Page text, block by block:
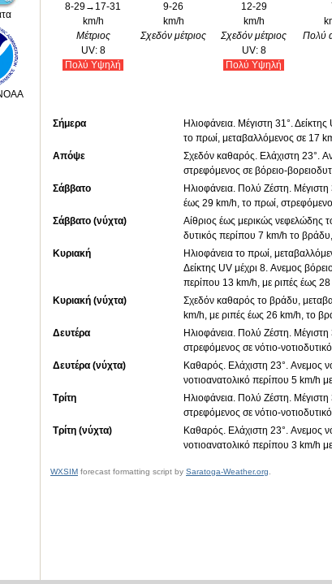
8-29→17-31
km/h
Μέτριος
9-26
km/h
Σχεδόν μέτριος
12-29
km/h
Σχεδόν μέτριος
Πολύ
UV: 8
Πολύ Yψηλή
UV: 8
Πολύ Yψηλή
Σήμερα
Ηλιοφάνεια. Μέγιστη 31°.
το πρωί, μεταβαλλόμενος σε 17
Απόψε
Σχεδόν καθαρός. Ελάχιστη 23°.
στρεφόμενος σε βόρειο-
Σάββατο
Ηλιοφάνεια. Πολύ Ζέστη. Μέγιστη
έως 29 km/h, το πρωί,
Σάββατο (νύχτα)
Αίθριος έως μερικώς νεφελώδης
δυτικός περίπου 7 km/h το
Κυριακή
Ηλιοφάνεια το πρωί,
Δείκτης UV μέχρι 8. Aνεμος
περίπου 13 km/h, με ριπές έως
Κυριακή (νύχτα)
Σχεδόν καθαρός το βράδυ,
km/h, με ριπές έως 26 km/h, το
Δευτέρα
Ηλιοφάνεια. Πολύ Ζέστη.
στρεφόμενος σε νότιο-
Δευτέρα (νύχτα)
Καθαρός. Ελάχιστη 23°. Aνεμος
νοτιοανατολικό περίπου 5 km/h
Τρίτη
Ηλιοφάνεια. Πολύ Ζέστη.
στρεφόμενος σε νότιο-
Τρίτη (νύχτα)
Καθαρός. Ελάχιστη 23°. Aνεμος
νοτιοανατολικό περίπου 3 km/h
WXSIM forecast formatting script by Saratoga-Weather.org